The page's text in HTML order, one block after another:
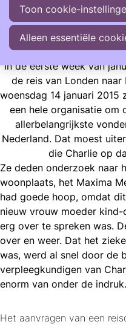
Een geschikt ziekenhuis in
Een geschikt
In de eerste week van
de reis van Londen
woensdag 14 januari 2015
een hele organisatie om
allerbelangrijkste
Nederland. Dat moest
die Charlie op
Ze deden onderzoek naar
woonplaats, het Maxima
had goede hoop, omdat
nieuw vrouw moeder
erg over te spreken was.
over en weer. Dat het
was, werd al snel door de
verpleegkundigen van
enorm van onder de
Het aanvragen van een
Toon cookie-
Alleen essentiële